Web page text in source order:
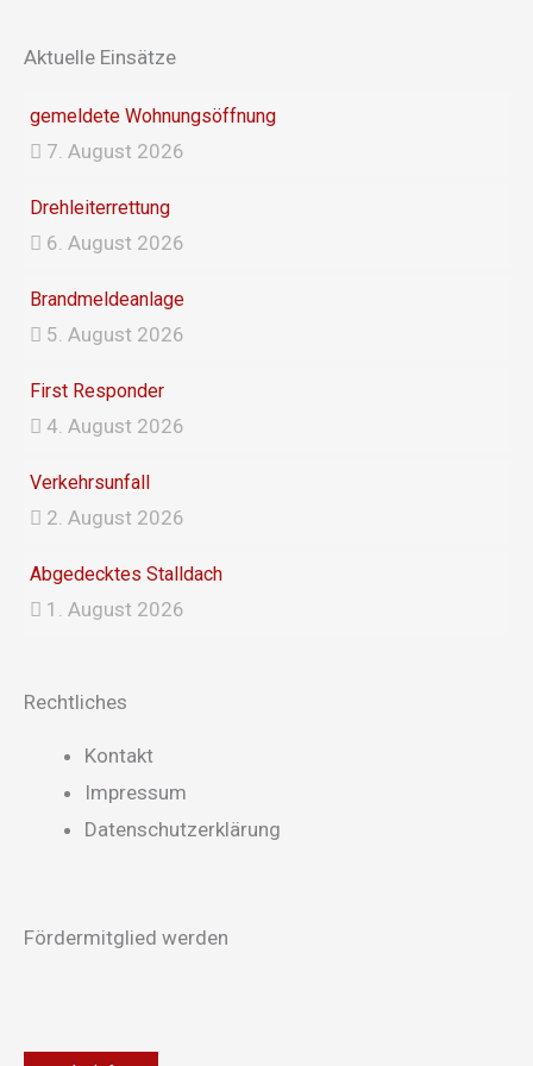
k
Aktuelle Einsätze
gemeldete Wohnungsöffnung
7. August 2026
Drehleiterrettung
6. August 2026
Brandmeldeanlage
5. August 2026
First Responder
4. August 2026
Verkehrsunfall
2. August 2026
Abgedecktes Stalldach
1. August 2026
Rechtliches
Main
Menu
Kontakt
Impressum
Datenschutzerklärung
Fördermitglied werden